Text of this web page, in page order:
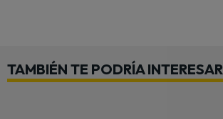
TAMBIÉN TE PODRÍA INTERESAR